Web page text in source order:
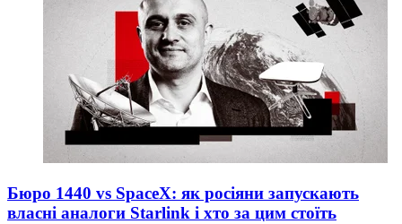
Бюро 1440 vs SpaceX: як росіяни запускають
власні аналоги Starlink і хто за цим стоїть